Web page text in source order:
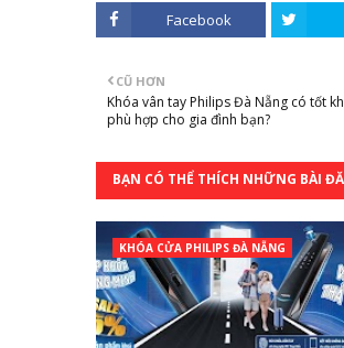
Facebook
CŨ HƠN
Khóa vân tay Philips Đà Nẵng có tốt
phù hợp cho gia đình bạn?
BẠN CÓ THỂ THÍCH NHỮNG BÀI
KHÓA CỬA PHILIPS ĐÀ NẴNG